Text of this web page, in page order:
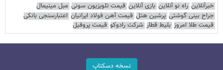
خبرآنلاین راه نو آنلاین بازی آنلاین قیمت تلویزیون سونی مبل مینیمال
جراح بینی گوشتی پرشین هتل قیمت آهن فولاد ایرانیان اعتبارسنجی بانکی
قیمت طلا امروز بلیط قطار شرکت رادوکو قیمت پروفیل
نسخه دسکتاپ